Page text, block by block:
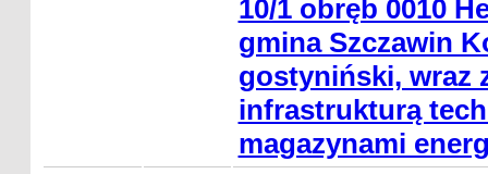
10/1 obręb 0010
gmina Szczawin
gostyniński, wraz
infrastrukturą
magazynami